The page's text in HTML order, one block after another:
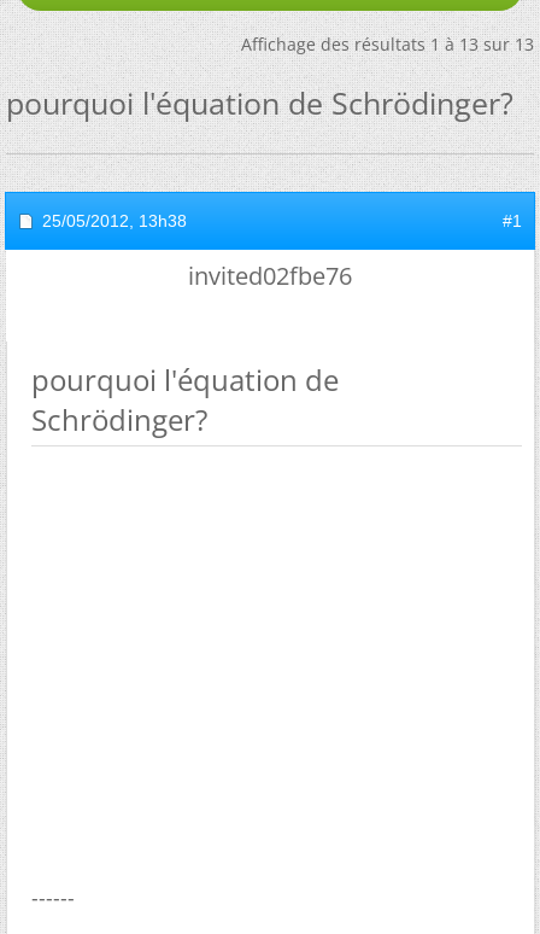
Affichage des résultats 1 à 13 sur 13
pourquoi l'équation de Schrödinger?
25/05/2012, 13h38 #1
invited02fbe76
pourquoi l'équation de
Schrödinger?
------